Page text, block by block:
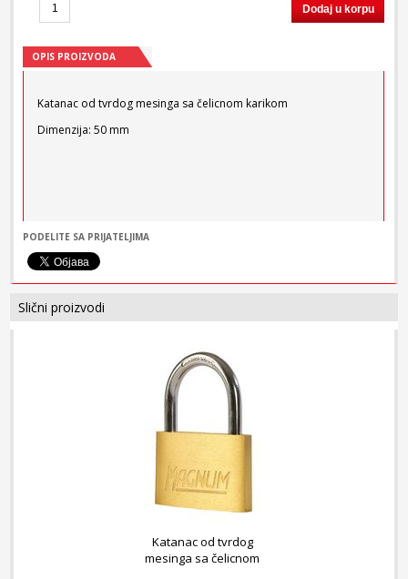
Dodaj u korpu
OPIS PROIZVODA
Katanac od tvrdog mesinga sa čelicnom karikom
Dimenzija: 50 mm
PODELITE SA PRIJATELJIMA
Slični proizvodi
Katanac od tvrdog
mesinga sa čelicnom